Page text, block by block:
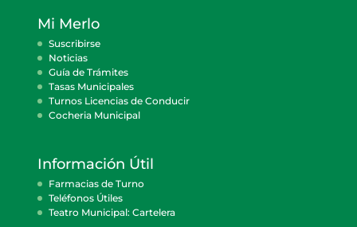
Mi Merlo
Suscribirse
Noticias
Guía de Trámites
Tasas Municipales
Turnos Licencias de Conducir
Cocheria Municipal
Información Útil
Farmacias de Turno
Teléfonos Útiles
Teatro Municipal: Cartelera